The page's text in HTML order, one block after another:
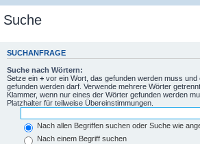
Suche
SUCHANFRAGE
Suche nach Wörtern:
Setze ein + vor ein Wort, das gefunden werden muss und
gefunden werden darf. Verwende mehrere Wörter
Klammer, wenn nur eines der Wörter gefunden werden
Platzhalter für teilweise Übereinstimmungen.
Nach allen Begriffen suchen oder Suche wie
Nach einem Begriff suchen